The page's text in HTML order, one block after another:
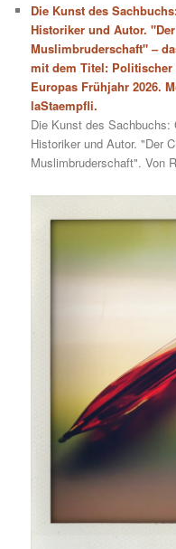
Die Kunst des
Historiker und Autor.
Muslimbruderschaft" –
mit dem Titel:
Europas Frühjahr 2026.
laStaempfli.
Die Kunst des
Historiker und Autor. "Der
Muslimbruderschaft". Von